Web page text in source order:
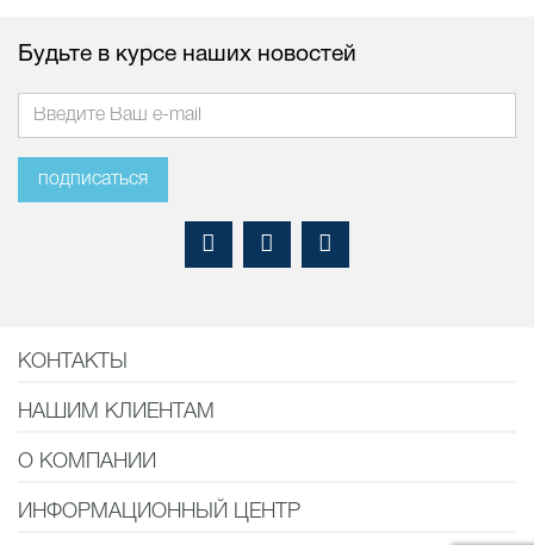
Будьте в курсе наших новостей
подписаться
КОНТАКТЫ
НАШИМ КЛИЕНТАМ
О КОМПАНИИ
ИНФОРМАЦИОННЫЙ ЦЕНТР